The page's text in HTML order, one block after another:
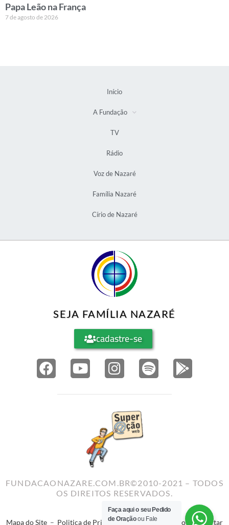
Papa Leão na França
7 de agosto de 2026
Início
A Fundação
TV
Rádio
Voz de Nazaré
Família Nazaré
Círio de Nazaré
SEJA FAMÍLIA NAZARÉ
cadastre-se
FUNDACAONAZARE.COM.BR©2010-2021 – TODOS
OS DIREITOS RESERVADOS.
Mapa do Site – Politica de Privacidade–Termos de Uso–Reportar
Faça aqui o seu Pedido
de Oraçãoou Fale